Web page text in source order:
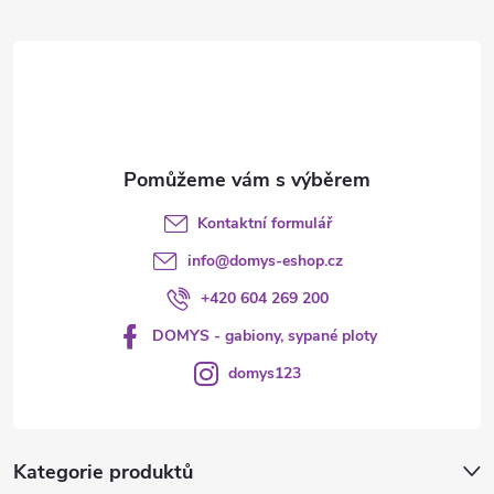
Kategorie produktů
Kontaktní formulář
info@domys-eshop.cz
+420 604 269 200
DOMYS - gabiony, sypané ploty
domys123